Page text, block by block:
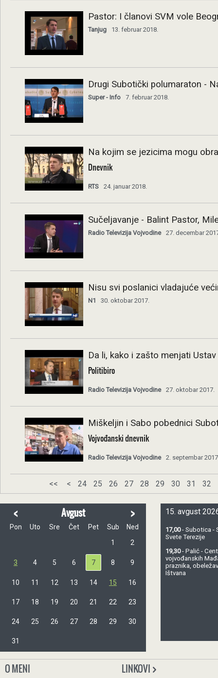
Pastor: I članovi SVM vole
Tanjug 13. februar 2018.
Drugi Subotički polumaraton -
Super - Info 7. februar 2018.
Na kojim se jezicima mogu
Dnevnik
RTS 24. januar 2018.
Sučeljavanje - Balint Pastor,
Radio Televizija Vojvodine 27. decembar
Nisu svi poslanici vladajuće
N1 30. oktobar 2017.
Da li, kako i zašto menjati Ustav
Politibiro
Radio Televizija Vojvodine 27. oktobar 2017.
Miškeljin i Sabo pobednici
Vojvođanski dnevnik
Radio Televizija Vojvodine 2. septembar
<< < 24 25 26 27 28 29 30 31 32
< Avgust >
Pon Uto Sre Čet Pet Sub
Ned
1
2
3 4 5 6 7 8 9
10 11 12 13 14 15 16
17 18 19 20 21 22 23
24 25 26 27 28 29 30
31
15. avgust
17,00- Subotica -
Svete Terezije
19,30- Palić -
vojvođanskih
praznika,
Ištvana
O MENI LINKOVI